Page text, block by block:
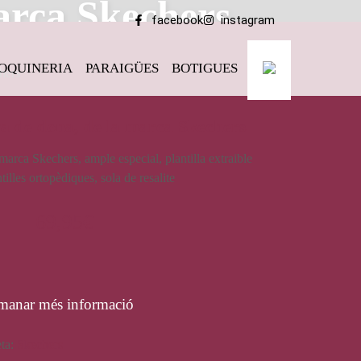
facebook instagram
PARAIGÜES BOTIGUES
Skechers
Skechers, ample especial, plantilla extraible
ortopèdiques, sola de resalite
més informació